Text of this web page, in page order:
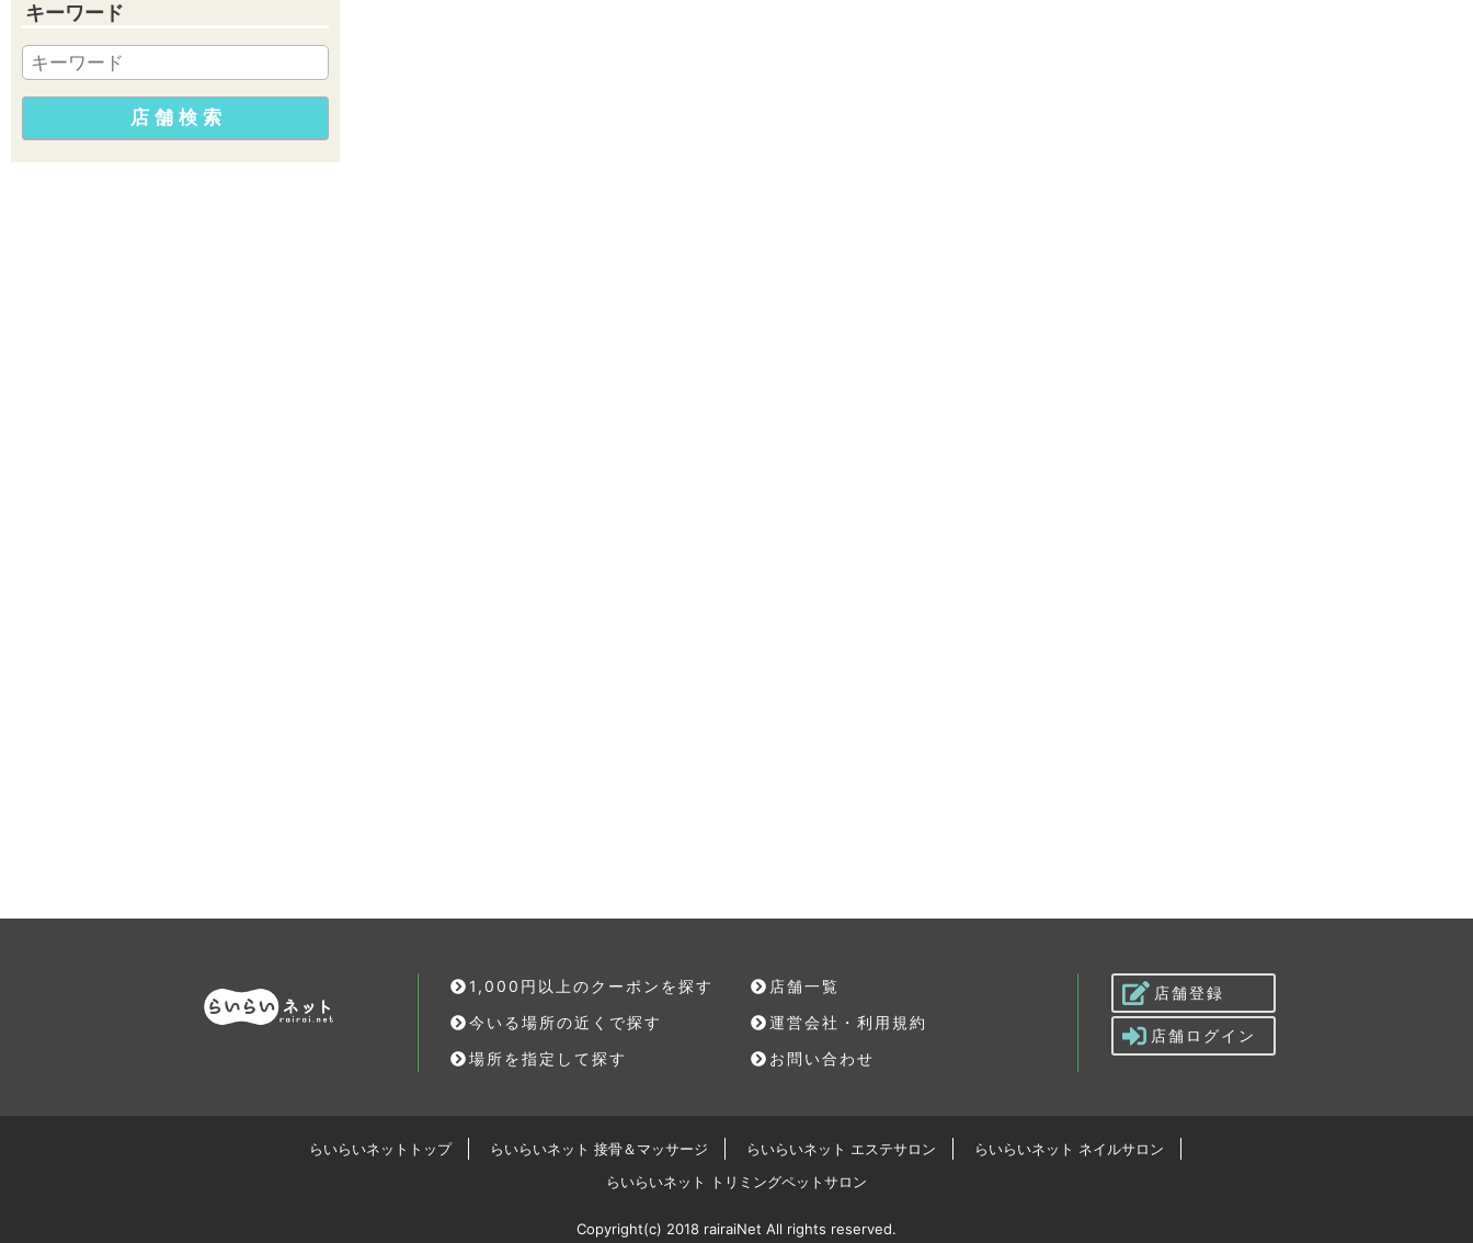
キーワード
1,000円以上のクーポンを探す
今いる場所の近くで探す
場所を指定して探す
店舗一覧
運営会社・利用規約
お問い合わせ
店舗登録
店舗ログイン
らいらいネットトップ らいらいネット 接骨＆マッサージ らいらいネット エステサロン
らいらいネット ネイルサロン
らいらいネット トリミングペットサロン
Copyright(c) 2018 rairaiNet All rights reserved.